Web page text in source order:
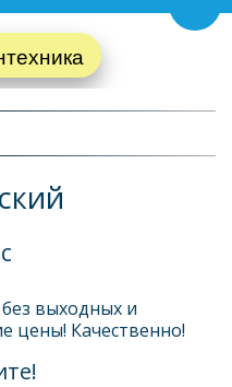
выходных и
цены! Качественно!